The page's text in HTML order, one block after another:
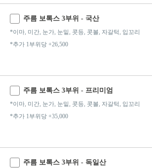
주름 보톡스 3부위 - 국산
*이마, 미간, 눈가, 눈밑, 콧등, 콧볼, 자갈턱, 입꼬리
*추가 1부위당 +26,500
주름 보톡스 3부위 - 프리미엄
*이마, 미간, 눈가, 눈밑, 콧등, 콧볼, 자갈턱, 입꼬리
*추가 1부위당 +35,000
주름 보톡스 3부위 - 독일산